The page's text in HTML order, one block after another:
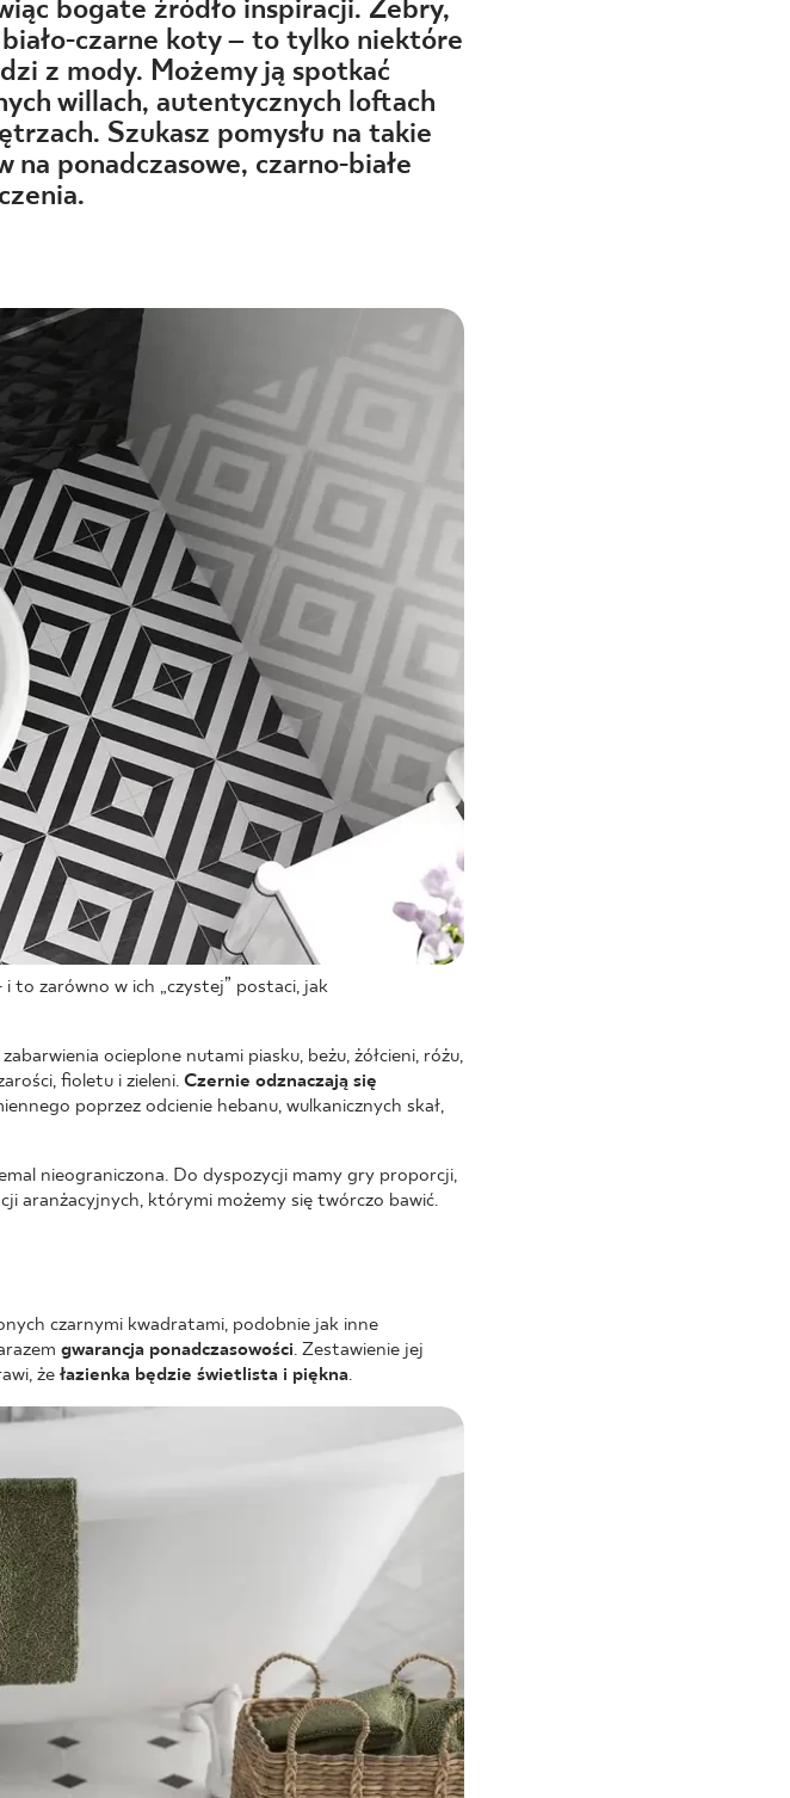
US
bogate źródło inspiracji. Zebry,
czarne koty – to tylko niektóre
z mody. Możemy ją spotkać
willach, autentycznych loftach
Szukasz pomysłu na takie
ponadczasowe, czarno-białe
to zarówno w ich „czystej” postaci, jak
ocieplone nutami piasku, beżu, żółcieni, różu,
fioletu i zieleni. Czernie odznaczają się
poprzez odcienie hebanu, wulkanicznych skał,
nieograniczona. Do dyspozycji mamy gry proporcji,
aranżacyjnych, którymi możemy się twórczo bawić.
czarnymi kwadratami, podobnie jak inne
gwarancja ponadczasowości. Zestawienie jej
że łazienka będzie świetlista i piękna.